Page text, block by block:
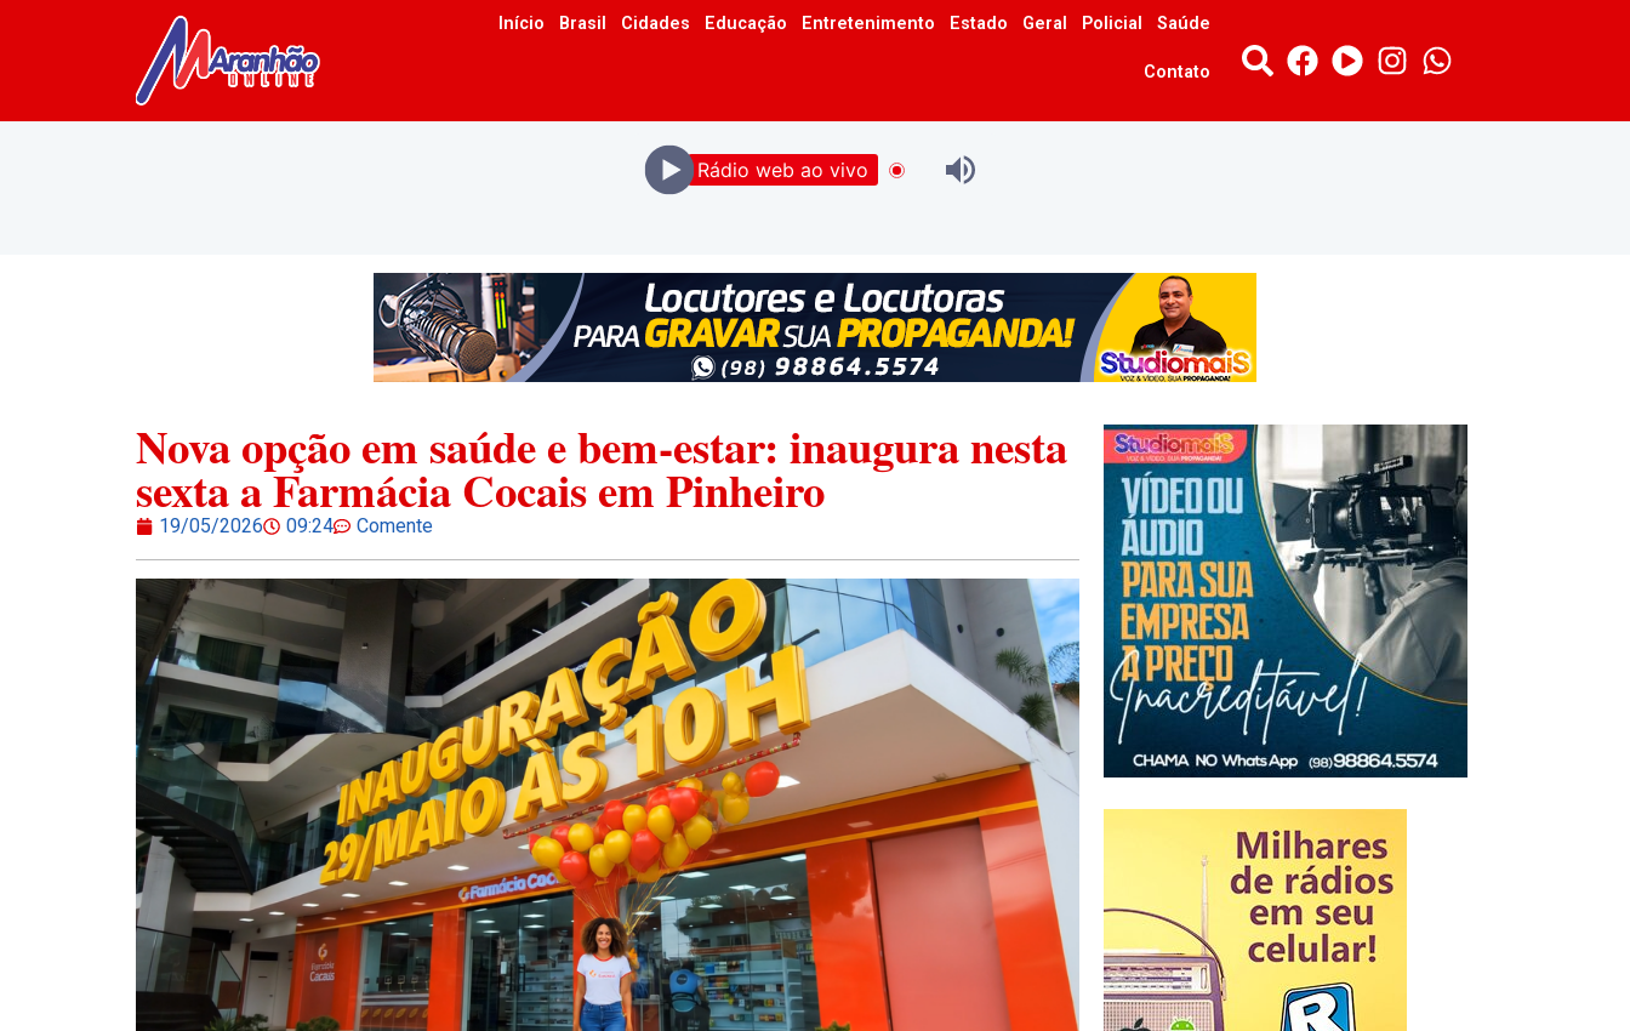
Início Brasil Cidades Educação Entretenimento Estado Geral Policial Saúde
Contato
Rádio web ao vivo
Nova opção em saúde e bem-estar: inaugura nesta
sexta a Farmácia Cocais em Pinheiro
19/05/2026 09:24 Comente